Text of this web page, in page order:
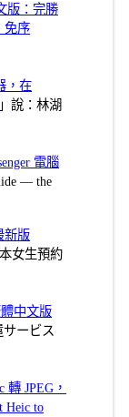
版：完勝
免序
，在
」說：林湖
電腦
— the
新版
女生預約
中文版
ービス
JPEG，
Heic to